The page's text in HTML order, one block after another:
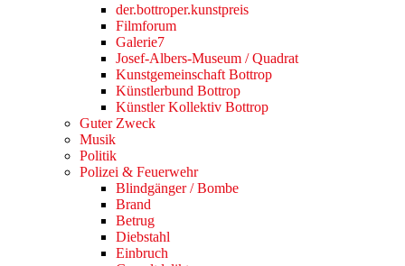
der.bottroper.kunstpreis
Filmforum
Galerie7
Josef-Albers-Museum / Quadrat
Kunstgemeinschaft Bottrop
Künstlerbund Bottrop
Künstler Kollektiv Bottrop
Guter Zweck
Musik
Politik
Polizei & Feuerwehr
Blindgänger / Bombe
Brand
Betrug
Diebstahl
Einbruch